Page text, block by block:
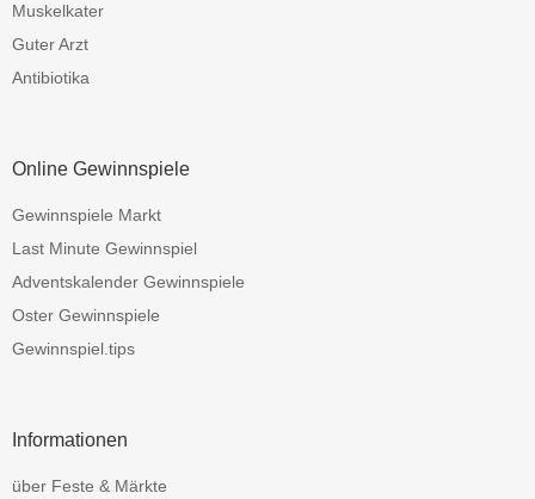
Muskelkater
Guter Arzt
Antibiotika
Online Gewinnspiele
Gewinnspiele Markt
Last Minute Gewinnspiel
Adventskalender Gewinnspiele
Oster Gewinnspiele
Gewinnspiel.tips
Informationen
über Feste & Märkte